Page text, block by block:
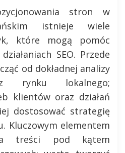
stron w
istnieje wiele
które mogą pomóc
SEO. Przede
od dokładnej analizy
rynku lokalnego;
klientów oraz działań
dostosować strategię
Kluczowym elementem
treści pod kątem